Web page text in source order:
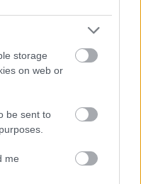
storage
on web or
be sent to
me
medvehagyma
gazdagság, 4 recept